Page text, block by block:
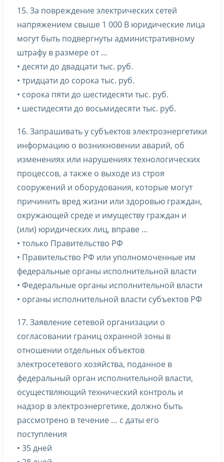
15. За повреждение электрических сетей
напряжением свыше 1 000 В юридические лица
могут быть подвергнуты административному
штрафу в размере от …
• десяти до двадцати тыс. руб.
• тридцати до сорока тыс. руб.
• сорока пяти до шестидесяти тыс. руб.
• шестидесяти до восьмидесяти тыс. руб.
16. Запрашивать у субъектов электроэнергетики
информацию о возникновении аварий, об
изменениях или нарушениях технологических
процессов, а также о выходе из строя
сооружений и оборудования, которые могут
причинить вред жизни или здоровью граждан,
окружающей среде и имуществу граждан и
(или) юридических лиц, вправе …
• только Правительство РФ
• Правительство РФ или уполномоченные им
федеральные органы исполнительной власти
• Федеральные органы исполнительной власти
• органы исполнительной власти субъектов РФ
17. Заявление сетевой организации о
согласовании границ охранной зоны в
отношении отдельных объектов
электросетевого хозяйства, поданное в
федеральный орган исполнительной власти,
осуществляющий технический контроль и
надзор в электроэнергетике, должно быть
рассмотрено в течение … с даты его
поступления
• 35 дней